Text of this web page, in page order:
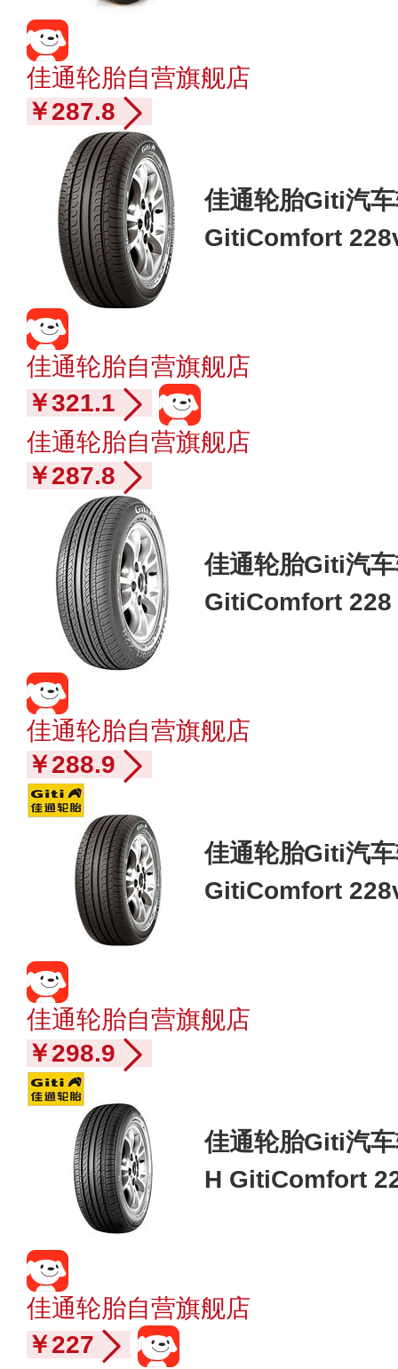
佳通轮胎自营旗舰店
￥287.8
佳通轮胎Giti汽
GitiComfort
佳通轮胎自营旗舰店
￥321.1
佳通轮胎自营旗舰店
￥287.8
佳通轮胎Giti汽
GitiComfort 228
佳通轮胎自营旗舰店
￥288.9
佳通轮胎Giti汽
GitiComfort
佳通轮胎自营旗舰店
￥298.9
佳通轮胎Giti汽
H GitiComfort
佳通轮胎自营旗舰店
￥227